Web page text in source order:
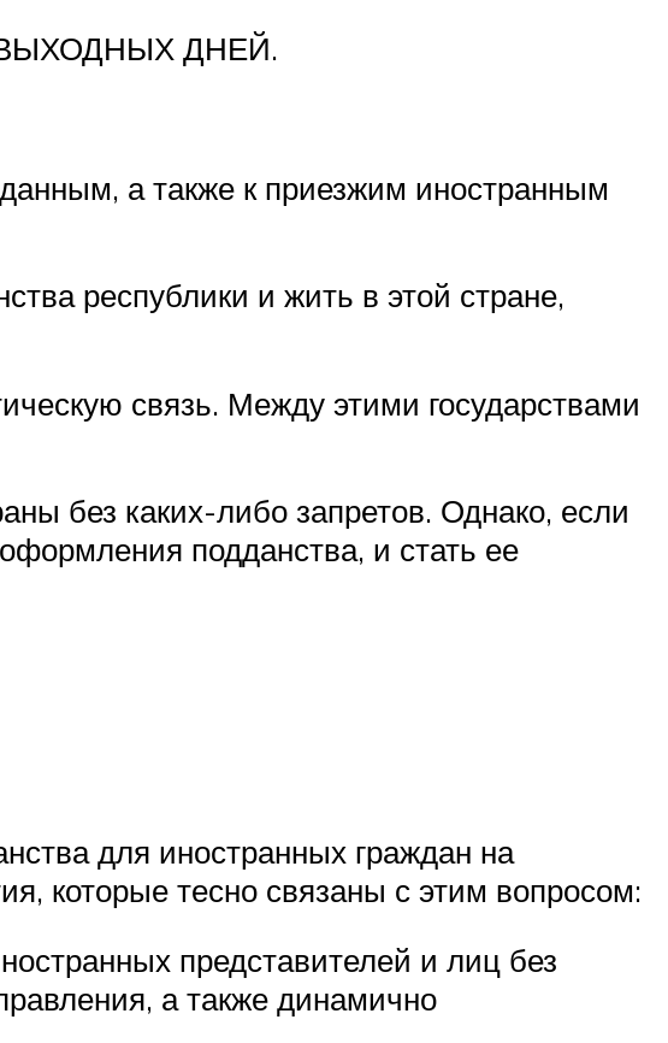
ДНЕЙ.
а также к приезжим иностранным
республики и жить в этой стране,
связь. Между этими государствами
без каких-либо запретов. Однако, если
подданства, и стать ее
для иностранных граждан на
которые тесно связаны с этим вопросом:
представителей и лиц без
а также динамично